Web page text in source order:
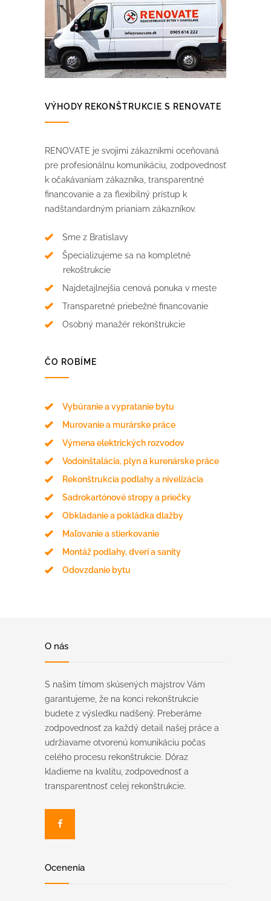
VÝHODY REKONŠTRUKCIE S RENOVATE
RENOVATE je svojimi zákazníkmi oceňovaná
pre profesionálnu komunikáciu, zodpovednosť
k očakávaniam zákazníka, transparentné
financovanie a za flexibilný prístup k
nadštandardným prianiam zákazníkov.
Sme z Bratislavy
Špecializujeme sa na kompletné
rekoštrukcie
Najdetajlnejšia cenová ponuka v meste
Transparetné priebežné financovanie
Osobný manažér rekonštrukcie
ČO ROBÍME
Vybúranie a vypratanie bytu
Murovanie a murárske práce
Výmena elektrických rozvodov
Vodoinštalácia, plyn a kurenárske práce
Rekonštrukcia podlahy a nivelizácia
Sadrokartónové stropy a priečky
Obkladanie a pokládka dlažby
Maľovanie a stierkovanie
Montáž podlahy, dverí a sanity
Odovzdanie bytu
O nás
S našim tímom skúsených majstrov Vám
garantujeme, že na konci rekonštrukcie
budete z výsledku nadšený. Preberáme
zodpovednosť za každý detail našej práce a
udržiavame otvorenú komunikáciu počas
celého procesu rekonštrukcie. Dôraz
kladieme na kvalitu, zodpovednosť a
transparentnosť celej rekonštrukcie.
Ocenenia